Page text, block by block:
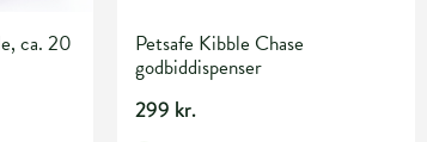
ca. 20
Petsafe Kibble Chase
godbiddispenser
299 kr.